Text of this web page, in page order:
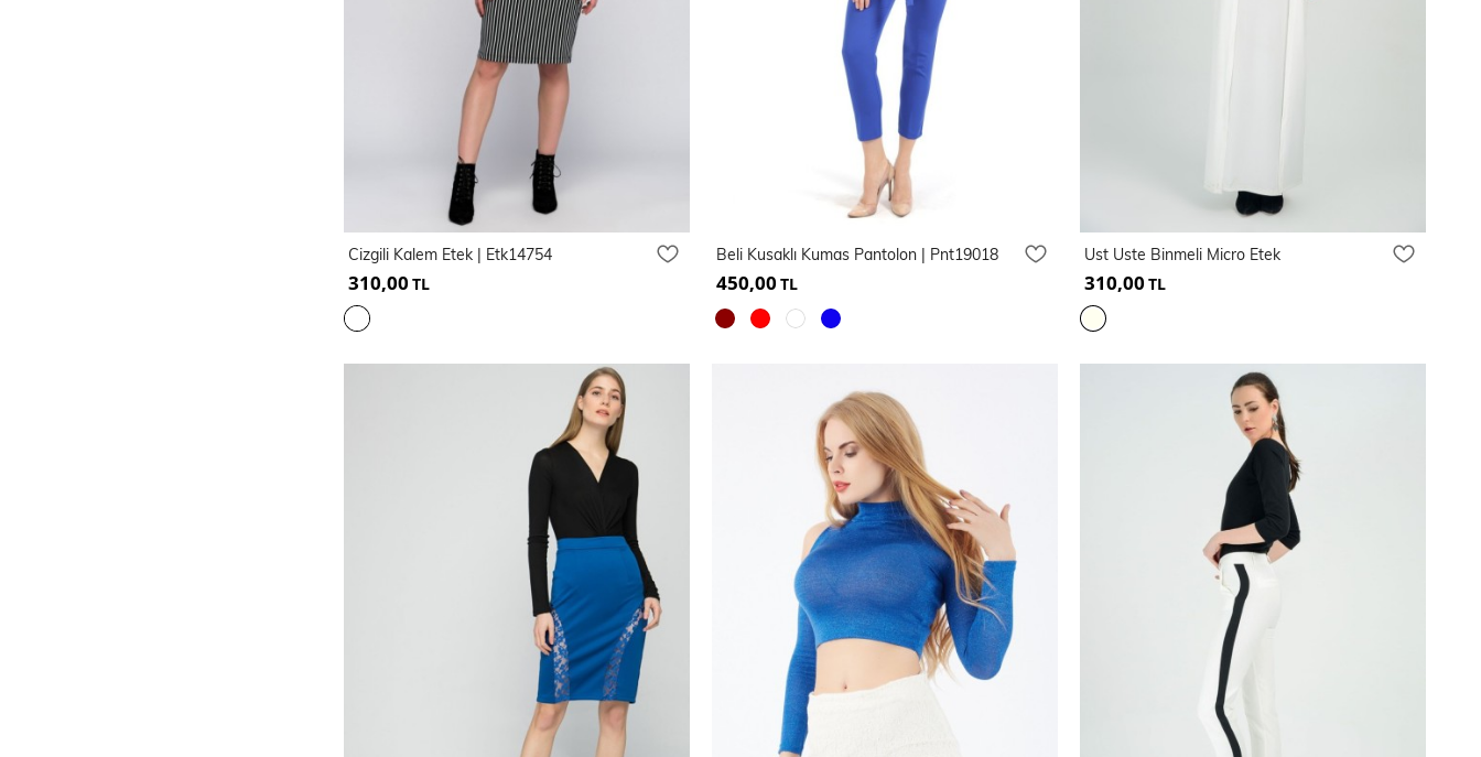
Cizgili Kalem Etek | Etk14754
310,00 TL
Beli Kusaklı Kumas Pantolon | Pnt19018
450,00 TL
Ust Uste Binmeli Micro Etek
310,00 TL